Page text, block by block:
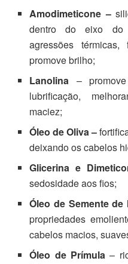
Amodimeticone –
dentro do eixo do
agressões
promove brilho;
Lanolina –
lubrificação,
maciez;
Óleo de Oliva –
deixando os cabelos
Glicerina e
sedosidade aos fios;
Óleo de Semente
propriedades
cabelos macios,
Óleo de Prímula–